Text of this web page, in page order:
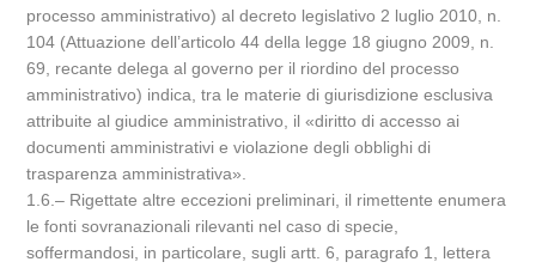
processo amministrativo) al decreto legislativo 2 luglio 2010, n.
104 (Attuazione dell’articolo 44 della legge 18 giugno 2009, n.
69, recante delega al governo per il riordino del processo
amministrativo) indica, tra le materie di giurisdizione esclusiva
attribuite al giudice amministrativo, il «diritto di accesso ai
documenti amministrativi e violazione degli obblighi di
trasparenza amministrativa».
1.6.– Rigettate altre eccezioni preliminari, il rimettente enumera
le fonti sovranazionali rilevanti nel caso di specie,
soffermandosi, in particolare, sugli artt. 6, paragrafo 1, lettera